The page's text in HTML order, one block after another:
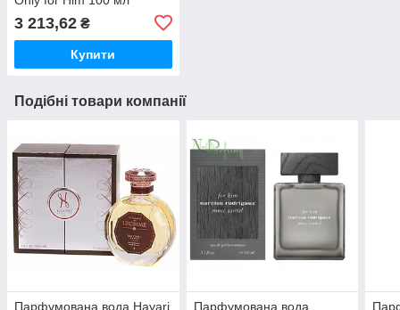
3 213,62 ₴
Купити
Подібні товари компанії
Парфумована вода Hayari
Парфумована вода